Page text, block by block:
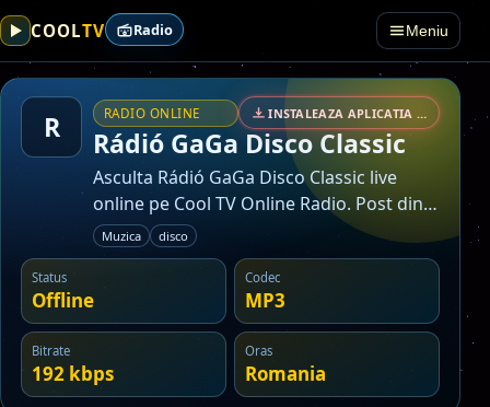
COOLTV Radio Meniu
R RADIO ONLINE INSTALEAZA APLICATIA • SECURIZAT
Rádió GaGa Disco Classic
Asculta Rádió GaGa Disco Classic live
online pe Cool TV Online Radio. Post din
categoria muzica.
Muzica disco
Status
Offline
Codec
MP3
Bitrate
192 kbps
Oras
Romania